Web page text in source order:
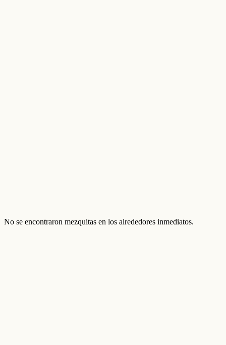
No se encontraron mezquitas en los alrededores inmediatos.